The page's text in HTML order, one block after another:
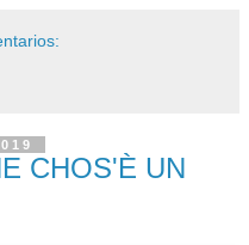
CHOS'È UN